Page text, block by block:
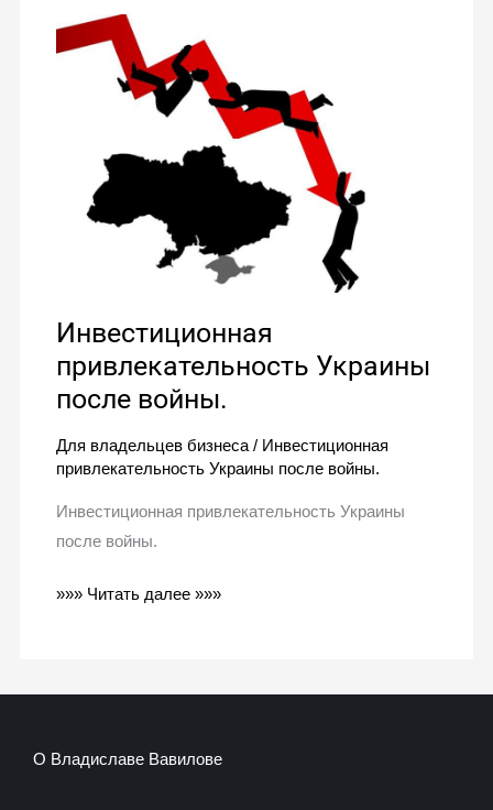
Инвестиционная
привлекательность Украины
после войны.
Для владельцев бизнеса/ Инвестиционная
привлекательность Украины после войны.
Инвестиционная привлекательность Украины
после войны.
Инвестиционная
привлекательность
Украины
»»» Читать далее »»»
О Владиславе Вавилове